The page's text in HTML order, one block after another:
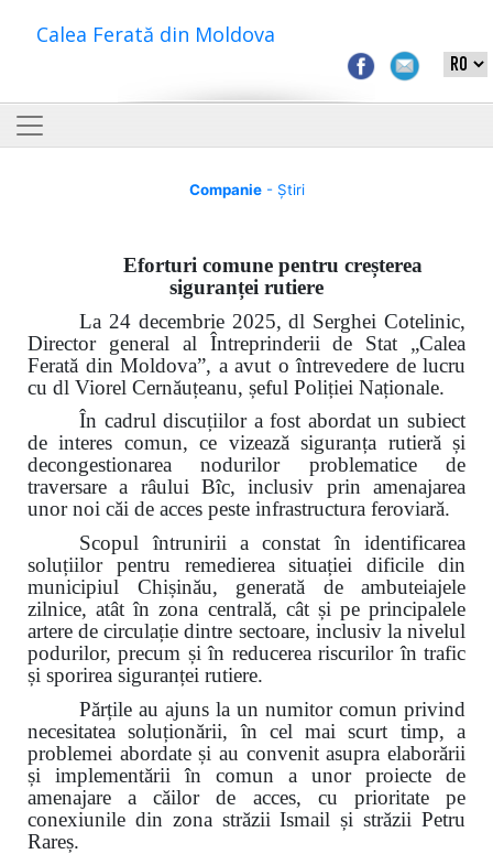
Calea Ferată din Moldova
Companie- Știri
Eforturi comune pentru creșterea
siguranței rutiere
La 24 decembrie 2025, dl Serghei Cotelinic,
Director general al Întreprinderii de Stat „Calea
Ferată din Moldova”, a avut o întrevedere de lucru
cu dl Viorel Cernăuțeanu, șeful Poliției Naționale.
În cadrul discuțiilor a fost abordat un subiect
de interes comun, ce vizează siguranța rutieră și
decongestionarea nodurilor problematice de
traversare a râului Bîc, inclusiv prin amenajarea
unor noi căi de acces peste infrastructura feroviară.
Scopul întrunirii a constat în identificarea
soluțiilor pentru remedierea situației dificile din
municipiul Chișinău, generată de ambuteiajele
zilnice, atât în zona centrală, cât și pe principalele
artere de circulație dintre sectoare, inclusiv la nivelul
podurilor, precum și în reducerea riscurilor în trafic
și sporirea siguranței rutiere.
Părțile au ajuns la un numitor comun privind
necesitatea soluționării, în cel mai scurt timp, a
problemei abordate și au convenit asupra elaborării
și implementării în comun a unor proiecte de
amenajare a căilor de acces, cu prioritate pe
conexiunile din zona străzii Ismail și străzii Petru
Rareș.